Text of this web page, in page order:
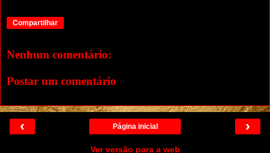
Compartilhar
Nenhum comentário:
Postar um comentário
‹ ›
Página inicial
Ver versão para a web